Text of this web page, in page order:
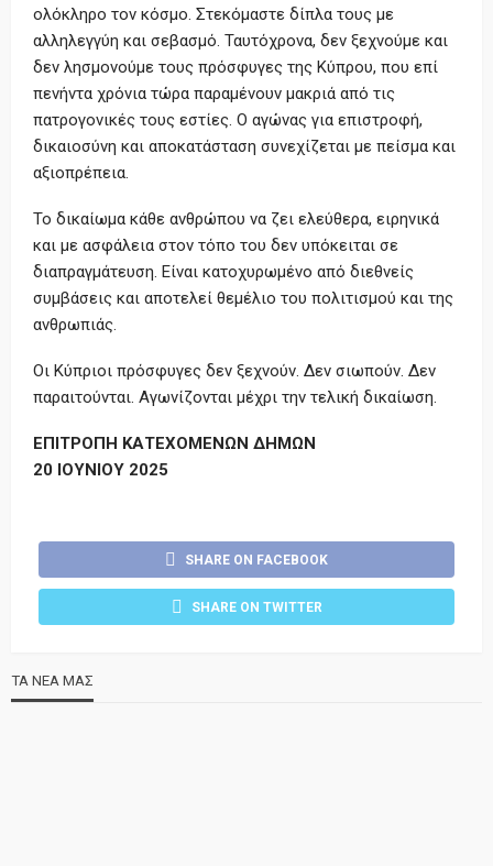
ολόκληρο τον κόσμο. Στεκόμαστε δίπλα τους με
αλληλεγγύη και σεβασμό. Ταυτόχρονα, δεν ξεχνούμε και
δεν λησμονούμε τους πρόσφυγες της Κύπρου, που επί
πενήντα χρόνια τώρα παραμένουν μακριά από τις
πατρογονικές τους εστίες. Ο αγώνας για επιστροφή,
δικαιοσύνη και αποκατάσταση συνεχίζεται με πείσμα και
αξιοπρέπεια.
Το δικαίωμα κάθε ανθρώπου να ζει ελεύθερα, ειρηνικά
και με ασφάλεια στον τόπο του δεν υπόκειται σε
διαπραγμάτευση. Είναι κατοχυρωμένο από διεθνείς
συμβάσεις και αποτελεί θεμέλιο του πολιτισμού και της
ανθρωπιάς.
Οι Κύπριοι πρόσφυγες δεν ξεχνούν. Δεν σιωπούν. Δεν
παραιτούνται. Αγωνίζονται μέχρι την τελική δικαίωση.
ΕΠΙΤΡΟΠΗ ΚΑΤΕΧΟΜΕΝΩΝ ΔΗΜΩΝ
20 ΙΟΥΝΙΟΥ 2025
SHARE ON FACEBOOK
SHARE ON TWITTER
ΤΑ ΝΕΑ ΜΑΣ